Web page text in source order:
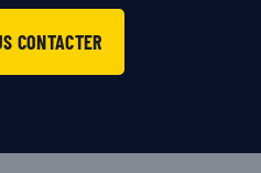
CONTACTER